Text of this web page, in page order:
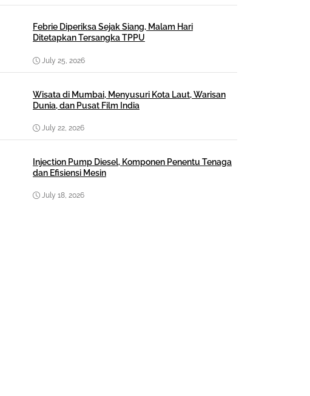
Febrie Diperiksa Sejak Siang, Malam Hari
Ditetapkan Tersangka TPPU
July 25, 2026
Wisata di Mumbai, Menyusuri Kota Laut, Warisan
Dunia, dan Pusat Film India
July 22, 2026
Injection Pump Diesel, Komponen Penentu Tenaga
dan Efisiensi Mesin
July 18, 2026